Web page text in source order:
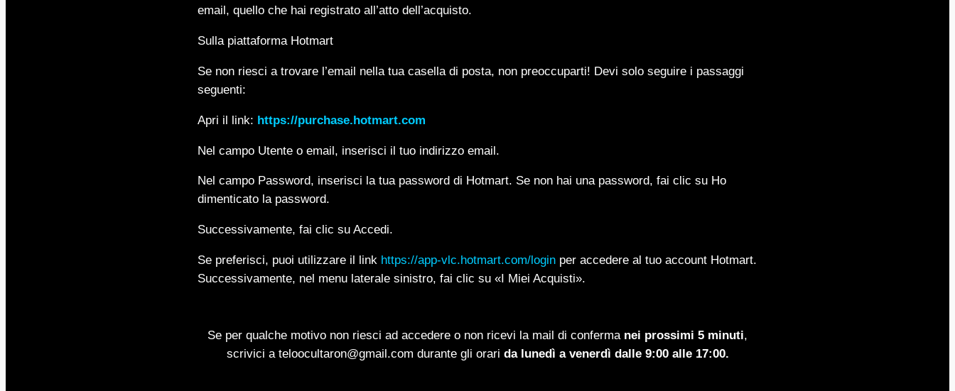
email, quello che hai registrato all’atto dell’acquisto.
Sulla piattaforma Hotmart
Se non riesci a trovare l’email nella tua casella di posta, non preoccuparti! Devi solo seguire i passaggi
seguenti:
Apri il link: https://purchase.hotmart.com
Nel campo Utente o email, inserisci il tuo indirizzo email.
Nel campo Password, inserisci la tua password di Hotmart. Se non hai una password, fai clic su Ho
dimenticato la password.
Successivamente, fai clic su Accedi.
Se preferisci, puoi utilizzare il link https://app-vlc.hotmart.com/login per accedere al tuo account Hotmart.
Successivamente, nel menu laterale sinistro, fai clic su «I Miei Acquisti».
Se per qualche motivo non riesci ad accedere o non ricevi la mail di conferma nei prossimi 5 minuti,
scrivici a teloocultaron@gmail.com durante gli orari da lunedì a venerdì dalle 9:00 alle 17:00.